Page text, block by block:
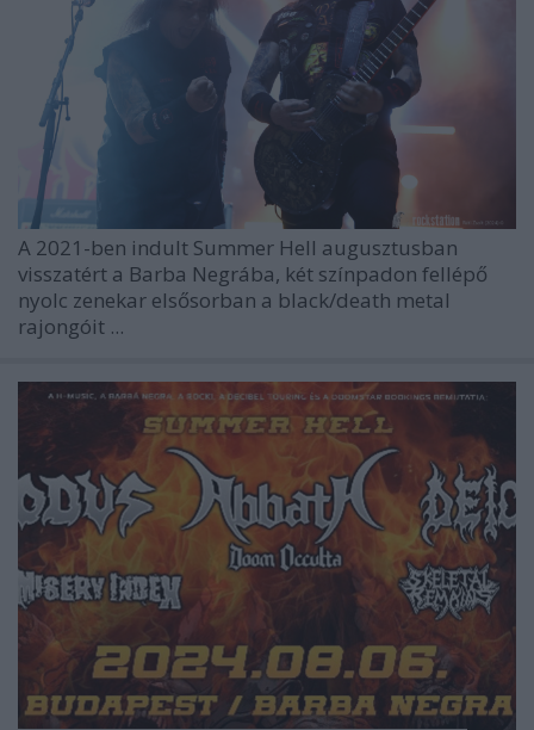
A 2021-ben indult Summer Hell augusztusban
visszatért a Barba Negrába, két színpadon fellépő
nyolc zenekar elsősorban a black/death metal
rajongóit ...